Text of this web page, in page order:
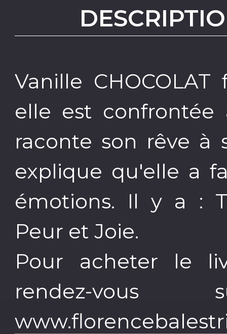
Vanille
elle est confrontée
raconte son rêve à
explique qu'elle a
émotions. Il y a :
Peur et Joie.
Pour acheter le
rendez-